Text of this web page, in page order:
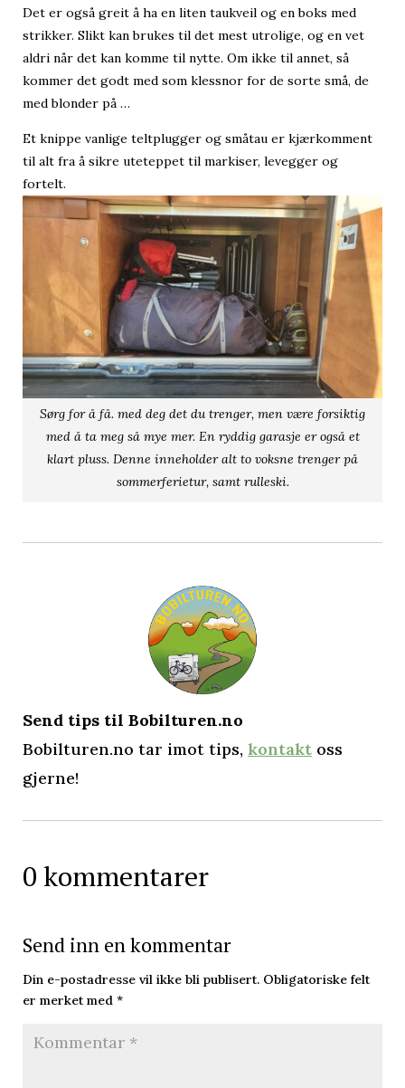
Det er også greit å ha en liten taukveil og en boks med
strikker. Slikt kan brukes til det mest utrolige, og en vet
aldri når det kan komme til nytte. Om ikke til annet, så
kommer det godt med som klessnor for de sorte små, de
med blonder på …
Et knippe vanlige teltplugger og småtau er kjærkomment
til alt fra å sikre uteteppet til markiser, levegger og
fortelt.
Sørg for å få. med deg det du trenger, men være forsiktig
med å ta meg så mye mer. En ryddig garasje er også et
klart pluss. Denne inneholder alt to voksne trenger på
sommerferietur, samt rulleski.
Send tips til Bobilturen.no
Bobilturen.no tar imot tips, kontakt oss
gjerne!
0 kommentarer
Send inn en kommentar
Din e-postadresse vil ikke bli publisert. Obligatoriske felt
er merket med *